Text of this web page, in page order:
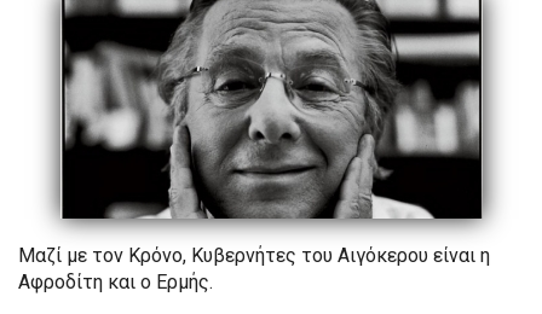
Μαζί με τον Κρόνο, Κυβερνήτες του Αιγόκερου είναι η
Αφροδίτη και ο Ερμής.